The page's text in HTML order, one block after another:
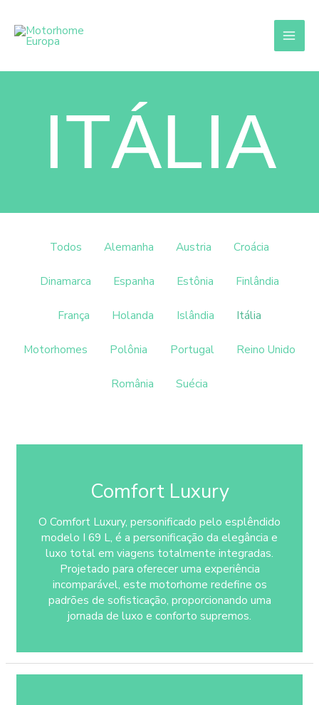
para
ITÁLIA
Todos Alemanha Austria Croácia
Dinamarca Espanha Estônia Finlândia
França Holanda Islândia Itália
Motorhomes Polônia Portugal Reino Unido
România Suécia
Comfort Luxury
O Comfort Luxury, personificado pelo esplêndido
modelo I 69 L, é a personificação da elegância e
luxo total em viagens totalmente integradas.
Projetado para oferecer uma experiência
incomparável, este motorhome redefine os
padrões de sofisticação, proporcionando uma
jornada de luxo e conforto supremos.